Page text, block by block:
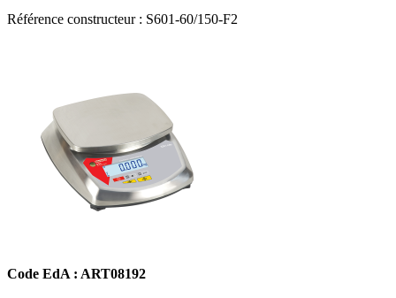
Référence constructeur : S601-60/150-F2
Code EdA : ART08192